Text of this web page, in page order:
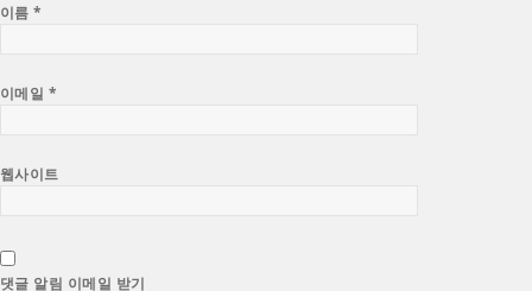
이름*
이메일 *
웹사이트
댓글 알림 이메일 받기